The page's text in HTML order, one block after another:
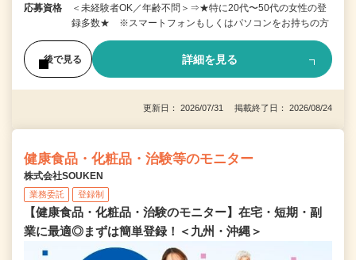
応募資格
＜未経験者OK／年齢不問＞⇒★特に20代〜50代の女性の登
録多数★ ※スマートフォンもしくはパソコンをお持ちの方
後で見る 詳細を見る
更新日： 2026/07/31 掲載終了日： 2026/08/24
健康食品・化粧品・治験等のモニター
株式会社SOUKEN
業務委託 登録制
【健康食品・化粧品・治験のモニター】在宅・短期・副
業に最適◎まずは簡単登録！＜九州・沖縄＞